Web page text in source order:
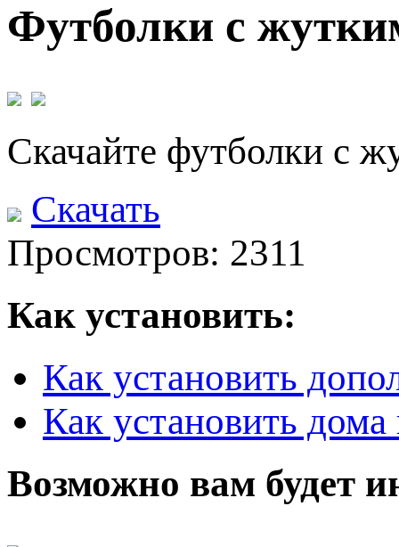
Футболки с
Скачайте футболки с
Скачать
Просмотров: 2311
Как установить:
Как установить
Как установить
Возможно вам будет